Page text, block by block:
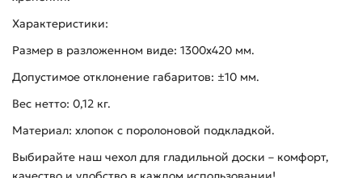
Характеристики:
Размер в разложенном виде: 1300х420 мм.
Допустимое отклонение габаритов: ±10 мм.
Вес нетто: 0,12 кг.
Материал: хлопок с поролоновой подкладкой.
Выбирайте наш чехол для гладильной доски – комфорт,